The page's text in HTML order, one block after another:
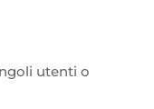
utenti o